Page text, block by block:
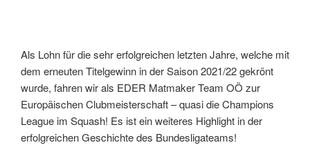
Als Lohn für die sehr erfolgreichen letzten Jahre, welche mit
dem erneuten Titelgewinn in der Saison 2021/22 gekrönt
wurde, fahren wir als EDER Matmaker Team OÖ zur
Europäischen Clubmeisterschaft – quasi die Champions
League im Squash! Es ist ein weiteres Highlight in der
erfolgreichen Geschichte des Bundesligateams!